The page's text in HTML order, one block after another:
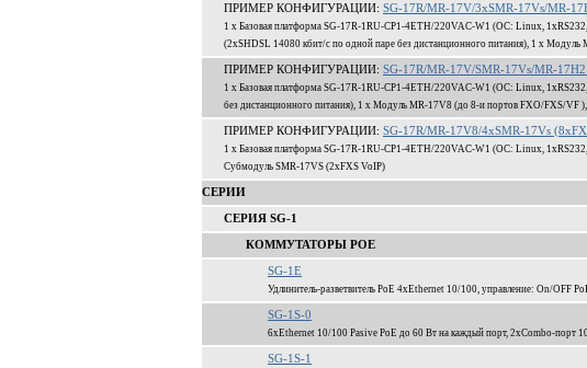
ПРИМЕР КОНФИГУРАЦИИ: SG-17R/MR-17V/3xSMR-17Vs/MR-
1 x Базовая платформа SG-17R-1RU-CP1-4ETH/220VAC-W1 (ОС: Linux,
(2xSHDSL 14080 кбит/c по одной паре без дистанционного питания), 1 x
ПРИМЕР КОНФИГУРАЦИИ: SG-17R/MR-17V/SMR-17Vs/MR-
1 x Базовая платформа SG-17R-1RU-CP1-4ETH/220VAC-W1 (ОС: Linux,
без дистанционного питания), 1 x Модуль MR-17V8 (до 8-и портов FXO/FXS/VF
ПРИМЕР КОНФИГУРАЦИИ: SG-17R/MR-17V8/4xSMR-17Vs
1 x Базовая платформа SG-17R-1RU-CP1-4ETH/220VAC-W1 (ОС: Linux,
Субмодуль SMR-17VS (2xFXS VoIP)
СЕРИИ
СЕРИЯ SG-1
КОММУТАТОРЫ POE
SG-1E
Удлинитель-разветвитель PoE 4xEthernet 10/100, управление: On/OFF
SG-1S-0
6xEthernet 10/100 Pasive PoE до 60 Вт на каждый порт, 2xCombo-порт
SG-1S-1